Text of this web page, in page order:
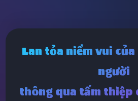
Lan tỏa niềm vui
người
thông qua tấm thiệp